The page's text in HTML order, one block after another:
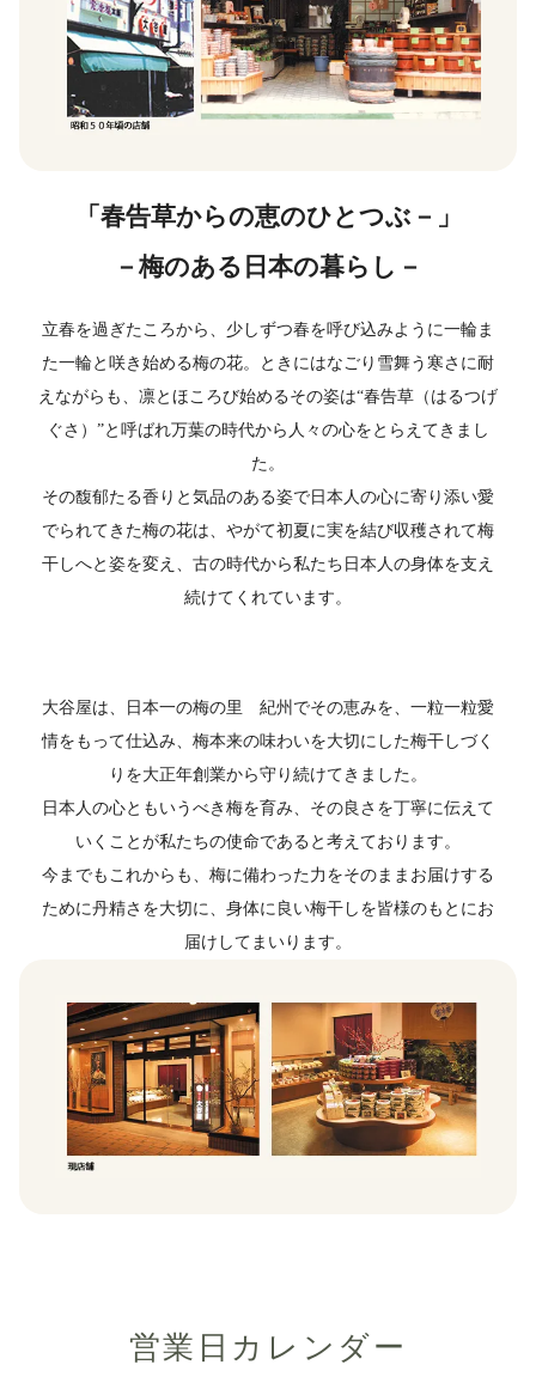
「春告草からの恵のひとつぶ－」
－梅のある日本の暮らし－
立春を過ぎたころから、少しずつ春を呼び込みように一輪ま
た一輪と咲き始める梅の花。ときにはなごり雪舞う寒さに耐
えながらも、凛とほころび始めるその姿は“春告草（はるつげ
ぐさ）”と呼ばれ万葉の時代から人々の心をとらえてきまし
た。
その馥郁たる香りと気品のある姿で日本人の心に寄り添い愛
でられてきた梅の花は、やがて初夏に実を結び収穫されて梅
干しへと姿を変え、古の時代から私たち日本人の身体を支え
続けてくれています。
大谷屋は、日本一の梅の里 紀州でその恵みを、一粒一粒愛
情をもって仕込み、梅本来の味わいを大切にした梅干しづく
りを大正年創業から守り続けてきました。
日本人の心ともいうべき梅を育み、その良さを丁寧に伝えて
いくことが私たちの使命であると考えております。
今までもこれからも、梅に備わった力をそのままお届けする
ために丹精さを大切に、身体に良い梅干しを皆様のもとにお
届けしてまいります。
営業日カレンダー